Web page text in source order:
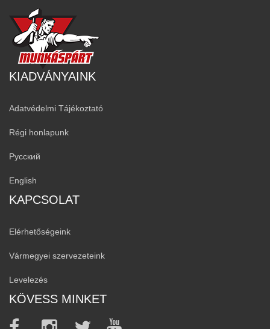
KIADVÁNYAINK
Adatvédelmi Tájékoztató
Régi honlapunk
Русский
English
KAPCSOLAT
Elérhetőségeink
Vármegyei szervezeteink
Levelezés
KÖVESS MINKET